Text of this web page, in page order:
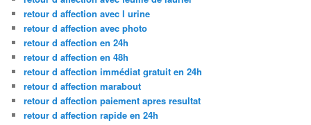
retour d affection avec l urine
retour d affection avec photo
retour d affection en 24h
retour d affection en 48h
retour d affection immédiat gratuit en 24h
retour d affection marabout
retour d affection paiement apres resultat
retour d affection rapide en 24h